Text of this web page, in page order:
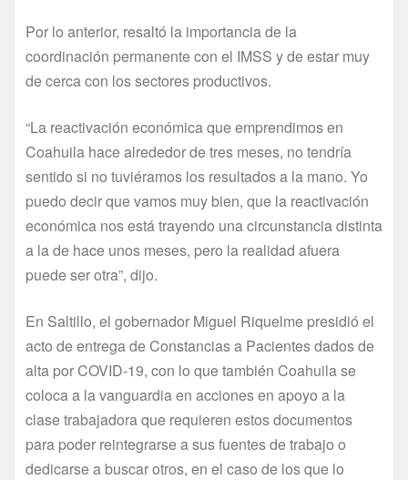
Por lo anterior, resaltó la importancia de la
coordinación permanente con el IMSS y de estar muy
de cerca con los sectores productivos.
“La reactivación económica que emprendimos en
Coahuila hace alrededor de tres meses, no tendría
sentido si no tuviéramos los resultados a la mano. Yo
puedo decir que vamos muy bien, que la reactivación
económica nos está trayendo una circunstancia distinta
a la de hace unos meses, pero la realidad afuera
puede ser otra”, dijo.
En Saltillo, el gobernador Miguel Riquelme presidió el
acto de entrega de Constancias a Pacientes dados de
alta por COVID-19, con lo que también Coahuila se
coloca a la vanguardia en acciones en apoyo a la
clase trabajadora que requieren estos documentos
para poder reintegrarse a sus fuentes de trabajo o
dedicarse a buscar otros, en el caso de los que lo